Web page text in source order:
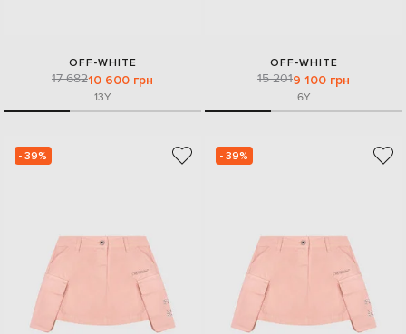
OFF-WHITE
17 68210 600 грн
13Y
OFF-WHITE
15 2019 100 грн
6Y
- 39% - 39%